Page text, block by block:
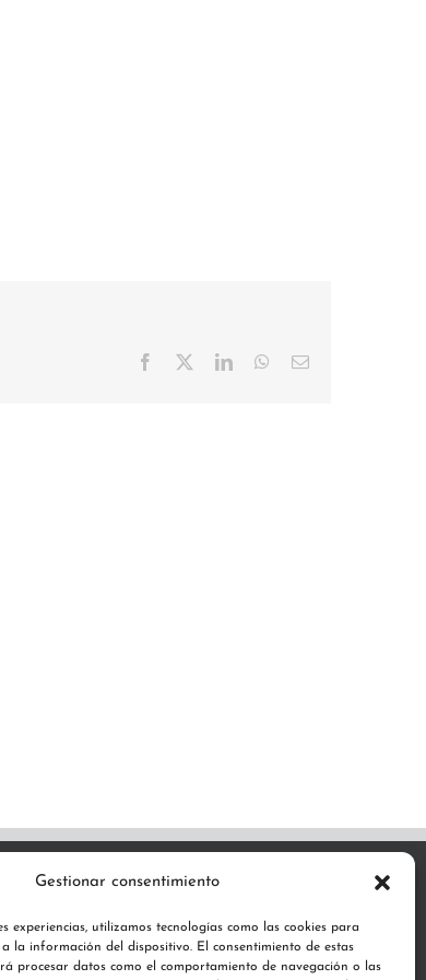
Gestionar consentimiento
experiencias, utilizamos tecnologías como las cookies para
la información del dispositivo. El consentimiento de estas
procesar datos como el comportamiento de navegación o las
Facebook LinkedInWhatsApp
E-